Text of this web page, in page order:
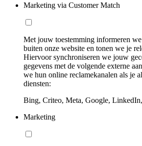
Marketing via Customer Match
Met jouw toestemming informeren
buiten onze website en tonen we je
Hiervoor synchroniseren we jouw
gegevens met de volgende externe
we hun online reclamekanalen als je
diensten:
Bing, Criteo, Meta, Google,
Marketing